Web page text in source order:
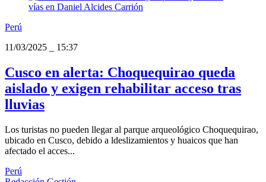
Perú
11/03/2025
15:37
Cusco en alerta: Choquequirao queda
aislado y exigen rehabilitar acceso tras
lluvias
Los turistas no pueden llegar al parque arqueológico Choquequirao,
ubicado en Cusco, debido a ldeslizamientos y huaicos que han
afectado el acces...
Perú